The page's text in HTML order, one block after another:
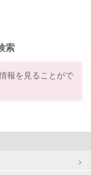
索
報を見ることがで